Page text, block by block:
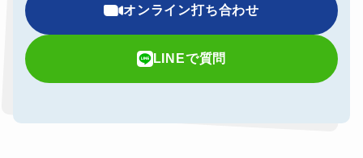
オンライン打ち合わせ
LINEで質問